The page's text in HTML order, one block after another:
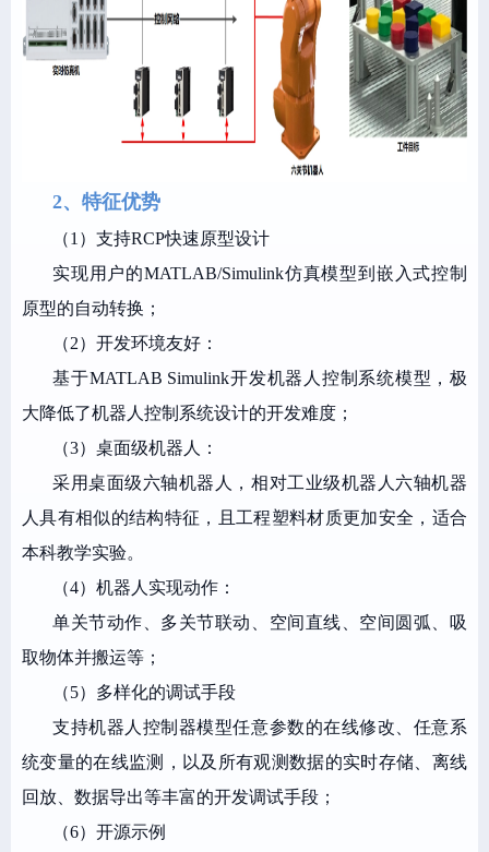
2、特征优势
（1）支持RCP快速原型设计
实现用户的MATLAB/Simulink仿真模型到嵌入式控制
原型的自动转换；
（2）开发环境友好：
基于MATLAB Simulink开发机器人控制系统模型，极
大降低了机器人控制系统设计的开发难度；
（3）桌面级机器人：
采用桌面级六轴机器人，相对工业级机器人六轴机器
人具有相似的结构特征，且工程塑料材质更加安全，适合
本科教学实验。
（4）机器人实现动作：
单关节动作、多关节联动、空间直线、空间圆弧、吸
取物体并搬运等；
（5）多样化的调试手段
支持机器人控制器模型任意参数的在线修改、任意系
统变量的在线监测，以及所有观测数据的实时存储、离线
回放、数据导出等丰富的开发调试手段；
（6）开源示例